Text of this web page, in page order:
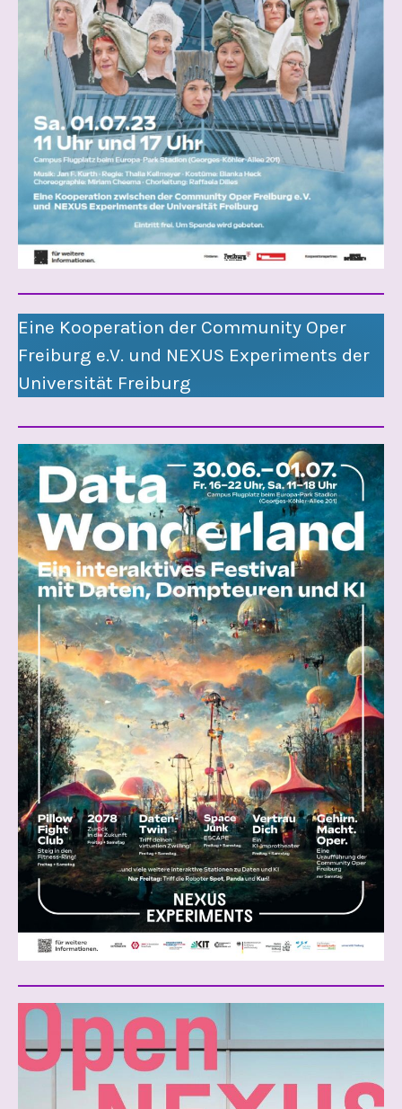
Eine Kooperation der Community Oper
Freiburg e.V. und NEXUS Experiments der
Universität Freiburg